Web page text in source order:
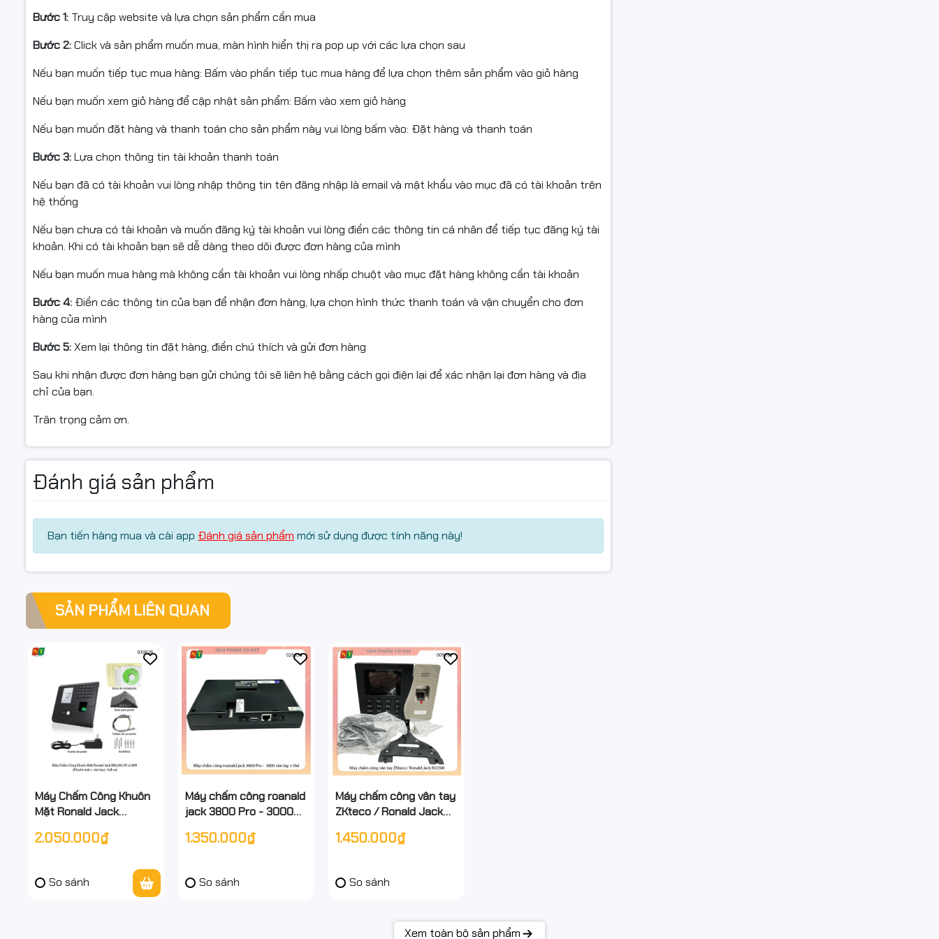
Bước 1: Truy cập website và lựa chọn sản phẩm cần mua
Bước 2:Click và sản phẩm muốn mua, màn hình hiển thị ra pop up với các lựa chọn sau
Nếu bạn muốn tiếp tục mua hàng: Bấm vào phần tiếp tục mua hàng để lựa chọn thêm sản phẩm vào giỏ hàng
Nếu bạn muốn xem giỏ hàng để cập nhật sản phẩm: Bấm vào xem giỏ hàng
Nếu bạn muốn đặt hàng và thanh toán cho sản phẩm này vui lòng bấm vào: Đặt hàng và thanh toán
Bước 3:Lựa chọn thông tin tài khoản thanh toán
Nếu bạn đã có tài khoản vui lòng nhập thông tin tên đăng nhập là email và mật khẩu vào mục đã có tài khoản trên
hệ thống
Nếu bạn chưa có tài khoản và muốn đăng ký tài khoản vui lòng điền các thông tin cá nhân để tiếp tục đăng ký tài
khoản. Khi có tài khoản bạn sẽ dễ dàng theo dõi được đơn hàng của mình
Nếu bạn muốn mua hàng mà không cần tài khoản vui lòng nhấp chuột vào mục đặt hàng không cần tài khoản
Bước 4: Điền các thông tin của bạn để nhận đơn hàng, lựa chọn hình thức thanh toán và vận chuyển cho đơn
hàng của mình
Bước 5:Xem lại thông tin đặt hàng, điền chú thích và gửi đơn hàng
Sau khi nhận được đơn hàng bạn gửi chúng tôi sẽ liên hệ bằng cách gọi điện lại để xác nhận lại đơn hàng và địa
chỉ của bạn.
Trân trọng cảm ơn.
Đánh giá sản phẩm
Bạn tiến hàng mua và cài app Đánh giá sản phẩm mới sử dụng được tính năng này!
SẢN PHẨM LIÊN QUAN
Máy Chấm Công Khuôn
Mặt Ronald Jack
Khuôn Mặt & Vân Tay –
2.050.000₫
So sánh
Máy chấm công roanald
jack 3800 Pro - 3000
Hỗ trợ cài qua untra
1.350.000₫
So sánh
Máy chấm công vân tay
ZKteco / Ronald Jack
trợ cài đặt qua untra )
1.450.000₫
So sánh
Xem toàn bộ sản phẩm